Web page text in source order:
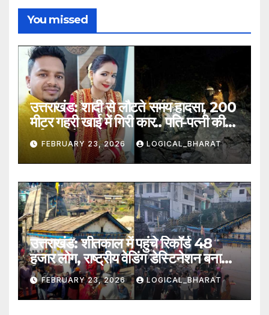
You missed
उत्तराखंड: शादी से लौटते समय हादसा, 200
मीटर गहरी खाई में गिरी कार.. पति-पत्नी की
दर्दनाक मौत
FEBRUARY 23, 2026 LOGICAL_BHARAT
उत्तराखंड: शीतकाल में पहुंचे रिकॉर्ड 48
हजार लोग, राष्ट्रीय वेडिंग डेस्टिनेशन बना
त्रियुगीनारायण
FEBRUARY 23, 2026 LOGICAL_BHARAT